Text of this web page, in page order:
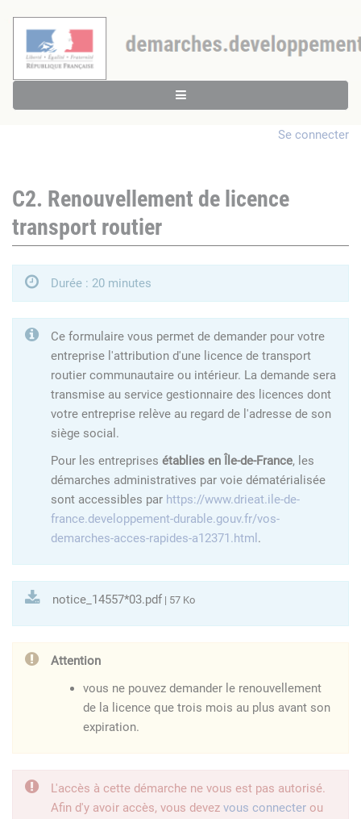
Se connecter
C2. Renouvellement de licence
transport routier
Durée : 20 minutes
Ce formulaire vous permet de demander pour votre
entreprise l'attribution d'une licence de transport
routier communautaire ou intérieur. La demande sera
transmise au service gestionnaire des licences dont
votre entreprise relève au regard de l'adresse de son
siège social.
Pour les entreprises établies en Île-de-France, les
démarches administratives par voie dématérialisée
sont accessibles par https://www.drieat.ile-de-
france.developpement-durable.gouv.fr/vos-
demarches-acces-rapides-a12371.html .
notice_14557*03.pdf | 57 Ko
Attention
vous ne pouvez demander le renouvellement
de la licence que trois mois au plus avant son
expiration.
L'accès à cette démarche ne vous est pas autorisé.
Afin d'y avoir accès, vous devez vous connecter ou